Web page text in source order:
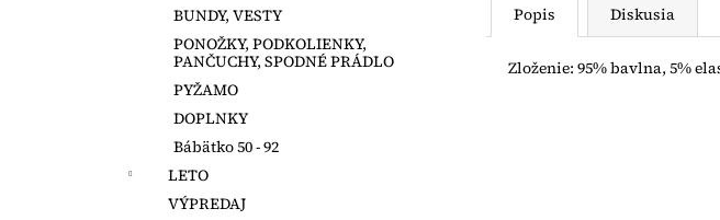
BUNDY, VESTY
PONOŽKY, PODKOLIENKY,
PANČUCHY, SPODNÉ PRÁDLO
PYŽAMO
DOPLNKY
Bábätko 50 - 92
LETO
VÝPREDAJ
Popis Diskusia
Zloženie: 95% bavlna, 5%